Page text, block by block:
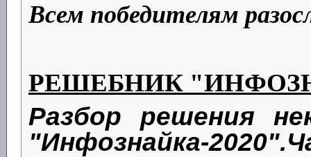
Всем победителям
РЕШЕБНИК
Разбор решения
"Инфознайка-